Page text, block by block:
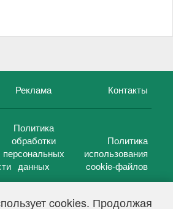
cookies. Продолжая
Реклама Контакты
Политика
обработки
персональных
данных
Политика
использования
cookie-файлов